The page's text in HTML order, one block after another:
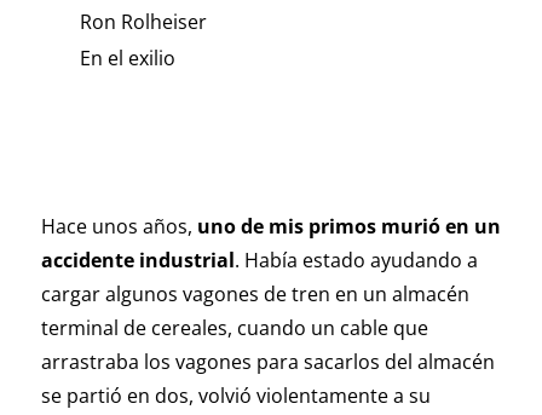
Ron Rolheiser
En el exilio
Hace unos años, uno de mis primos murió en un
accidente industrial. Había estado ayudando a
cargar algunos vagones de tren en un almacén
terminal de cereales, cuando un cable que
arrastraba los vagones para sacarlos del almacén
se partió en dos, volvió violentamente a su